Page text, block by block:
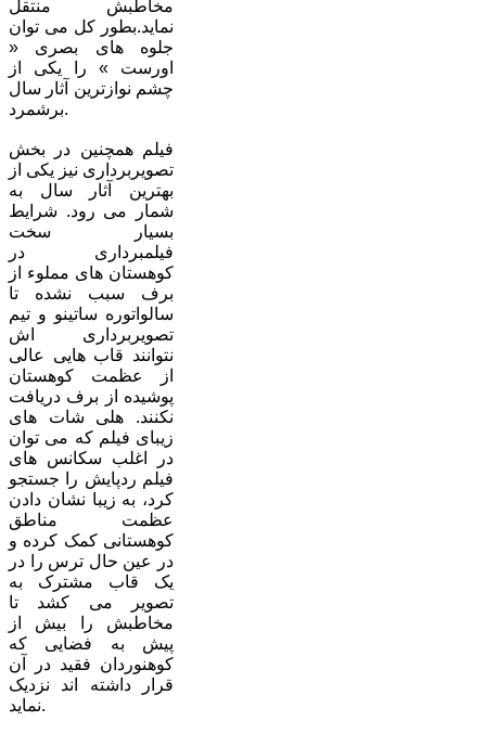
مخاطبش منتقل
نماید.بطور کل می توان
جلوه های بصری «
اورست » را یکی از
چشم نوازترین آثار سال
برشمرد.
فیلم همچنین در بخش
تصویربرداری نیز یکی از
بهترین آثار سال به
شمار می رود. شرایط
بسیار سخت
فیلمبرداری در
کوهستان های مملوء از
برف سبب نشده تا
سالواتوره ساتینو و تیم
تصویربرداری اش
نتوانند قاب هایی عالی
از عظمت کوهستان
پوشیده از برف دریافت
نکنند. هلی شات های
زیبای فیلم که می توان
در اغلب سکانس های
فیلم ردپایش را جستجو
کرد، به زیبا نشان دادن
عظمت مناطق
کوهستانی کمک کرده و
در عین حال ترس را در
یک قاب مشترک به
تصویر می کشد تا
مخاطبش را بیش از
پیش به فضایی که
کوهنوردان فقید در آن
قرار داشته اند نزدیک
نماید.